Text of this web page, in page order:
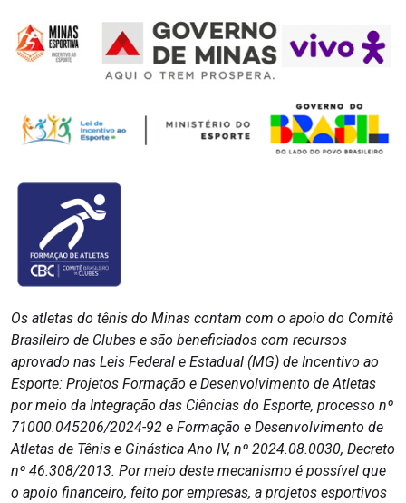
Os atletas do tênis do Minas contam com o apoio do Comitê
Brasileiro de Clubes e são beneficiados com recursos
aprovado nas Leis Federal e Estadual (MG) de Incentivo ao
Esporte: Projetos Formação e Desenvolvimento de Atletas
por meio da Integração das Ciências do Esporte, processo nº
71000.045206/2024-92 e Formação e Desenvolvimento de
Atletas de Tênis e Ginástica Ano IV, nº 2024.08.0030, Decreto
nº 46.308/2013. Por meio deste mecanismo é possível que
o apoio financeiro, feito por empresas, a projetos esportivos